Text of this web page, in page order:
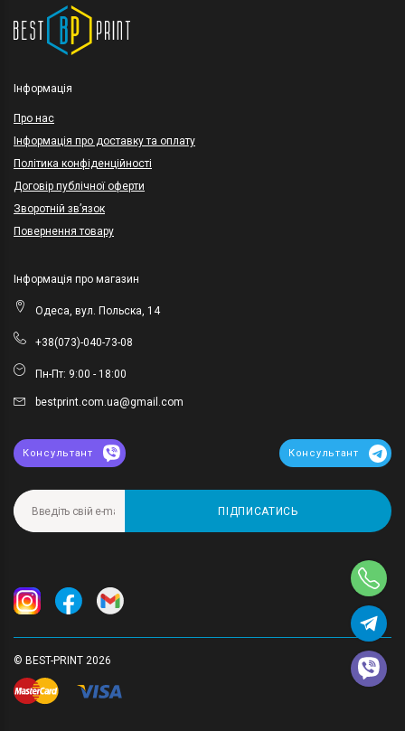
Інформація
Про нас
Інформація про доставку та оплату
Політика конфіденційності
Договір публічної оферти
Зворотній зв’язок
Повернення товару
Інформація про магазин
Одеса, вул. Польска, 14
+38(073)-040-73-08
Пн-Пт: 9:00 - 18:00
bestprint.com.ua@gmail.com
Консультант Консультант
ПІДПИСАТИСЬ
© BEST-PRINT 2026